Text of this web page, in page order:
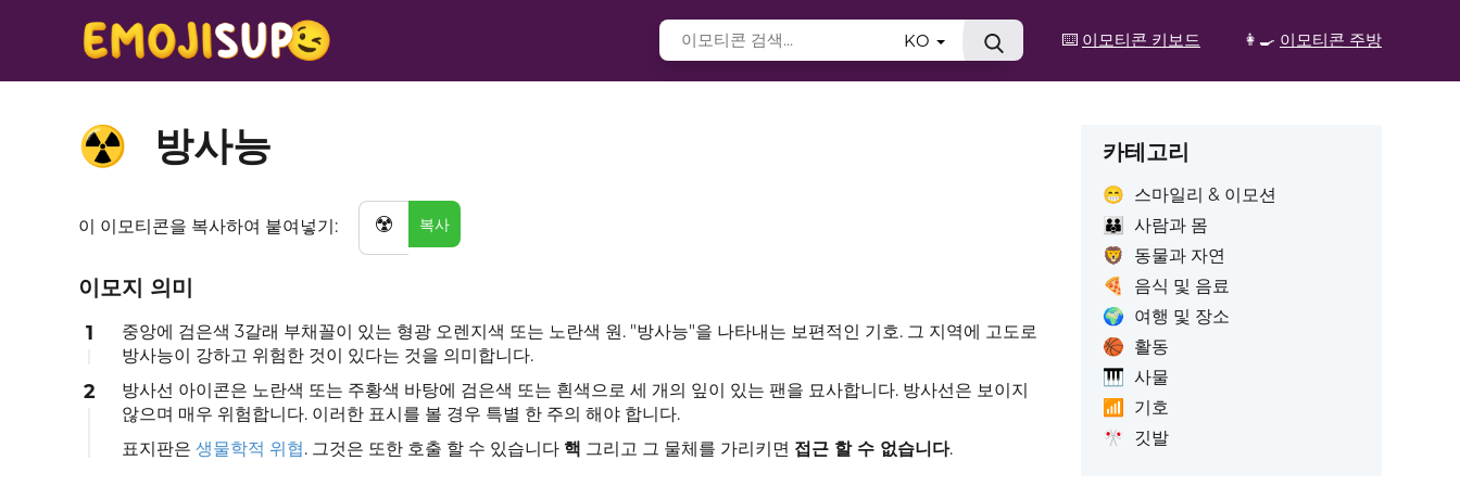
⌨️ 이모티콘 키보드 👩‍🍳 이모티콘 주방
KO
☢️ 방사능
이 이모티콘을 복사하여 붙여넣기: ☢️ 복사
이모지 의미
1
중앙에 검은색 3갈래 부채꼴이 있는 형광 오렌지색 또는 노란색 원. "방사능"을 나타내는 보편적인 기호. 그 지역에 고도로
방사능이 강하고 위험한 것이 있다는 것을 의미합니다.
2
방사선 아이콘은 노란색 또는 주황색 바탕에 검은색 또는 흰색으로 세 개의 잎이 있는 팬을 묘사합니다. 방사선은 보이지
않으며 매우 위험합니다. 이러한 표시를 볼 경우 특별 한 주의 해야 합니다.
표지판은 생물학적 위협. 그것은 또한 호출 할 수 있습니다 핵 그리고 그 물체를 가리키면 접근 할 수 없습니다.
카테고리
😁 스마일리 & 이모션
👪
사람과 몸
🦁
동물과 자연
🍕
음식 및 음료
🌍 여행 및 장소
🏀 활동
🎹 사물
📶
기호
🎌 깃발